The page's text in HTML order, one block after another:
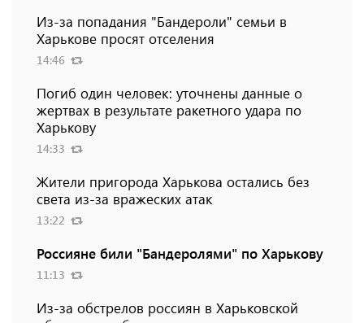
Из-за попадания "Бандероли" семьи в
Харькове просят отселения
14:46
Погиб один человек: уточнены данные о
жертвах в результате ракетного удара по
Харькову
14:33
Жители пригорода Харькова остались без
света из-за вражеских атак
13:22
Россияне били "Бандеролями" по Харькову
11:13
Из-за обстрелов россиян в Харьковской